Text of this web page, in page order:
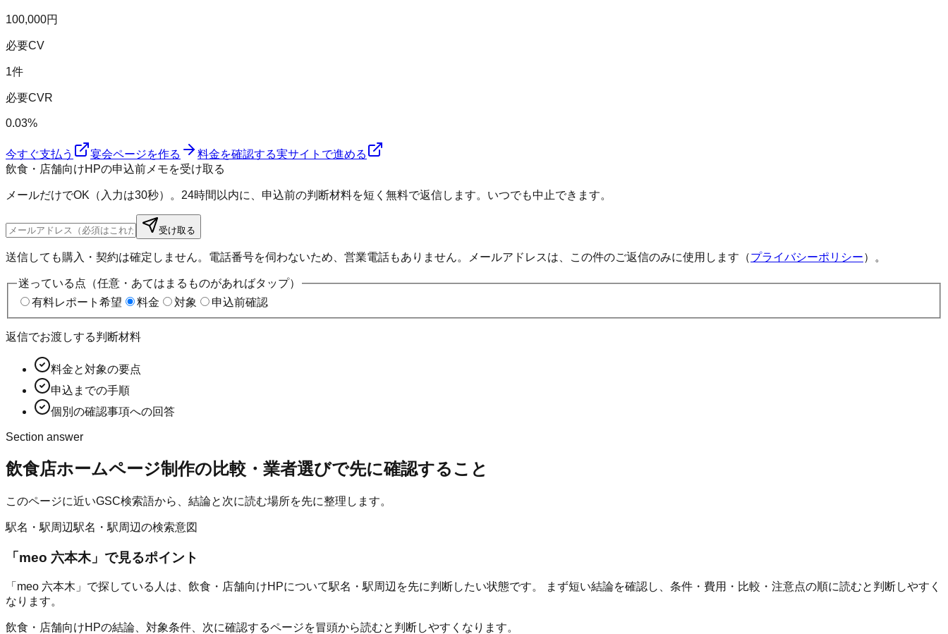
100,000円
必要CV
1件
必要CVR
0.03%
今すぐ支払う 宴会ページを作る 料金を確認する実サイトで進める
飲食・店舗向けHPの申込前メモを受け取る
メールだけでOK（入力は30秒）。24時間以内に、申込前の判断材料を短く無料で返信します。いつでも中止できます。
受け取る
送信しても購入・契約は確定しません。電話番号を伺わないため、営業電話もありません。メールアドレスは、この件のご返信のみに使用します（プライバシーポリシー）。
迷っている点（任意・あてはまるものがあればタップ）
有料レポート希望
料金 対象 申込前確認
返信でお渡しする判断材料
料金と対象の要点
申込までの手順
個別の確認事項への回答
Section answer
飲食店ホームページ制作の比較・業者選びで先に確認すること
このページに近いGSC検索語から、結論と次に読む場所を先に整理します。
駅名・駅周辺駅名・駅周辺の検索意図
「meo 六本木」で見るポイント
「meo 六本木」で探している人は、飲食・店舗向けHPについて駅名・駅周辺を先に判断したい状態です。 まず短い結論を確認し、条件・費用・比較・注意点の順に読むと判断しやすく
なります。
飲食・店舗向けHPの結論、対象条件、次に確認するページを冒頭から読むと判断しやすくなります。